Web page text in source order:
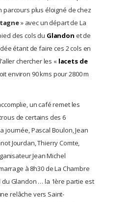
parcours plus éloigné de chez
» avec un départ de La
des cols du Glandon et de
étant de faire ces 2 cols en
chercher les « lacets de
environ 90 kms pour 2800 m
un café remet les
de certains des 6
journée, Pascal Boulon, Jean
Jourdan, Thierry Comte,
Jean Michel
à 8h30 de La Chambre
du Glandon … la 1ère partie est
relâche vers Saint-